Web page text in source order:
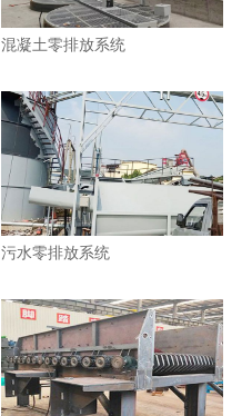
混凝土零排放系统​
污水零排放系统